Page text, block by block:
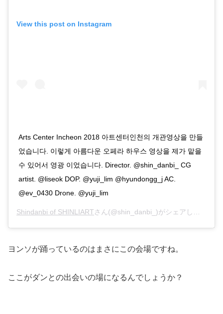
View this post on Instagram
Arts Center Incheon 2018 아트센터인천의 개관영상을 만들
었습니다. 이렇게 아름다운 오페라 하우스 영상을 제가 맡을
수 있어서 영광 이었습니다. Director. @shin_danbi_ CG
artist. @liseok DOP. @yuji_lim @hyundongg_j AC.
@ev_0430 Drone. @yuji_lim
Shindanbi of SHINLIARTさん(@shin_danbi_)がシェアした投稿 –
ヨンソが踊っているのはまさにこの会場ですね。
ここがダンとの出会いの場になるんでしょうか？